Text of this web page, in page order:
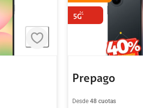
Prepago
Desde 48 cuotas